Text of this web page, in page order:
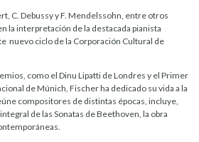
C. Debussy y F. Mendelssohn, entre otros
la interpretación de la destacada pianista
nuevo ciclo de la Corporación Cultural de
como el Dinu Lipatti de Londres y el Primer
de Múnich, Fischer ha dedicado su vida a la
compositores de distintas épocas, incluye,
de las Sonatas de Beethoven, la obra